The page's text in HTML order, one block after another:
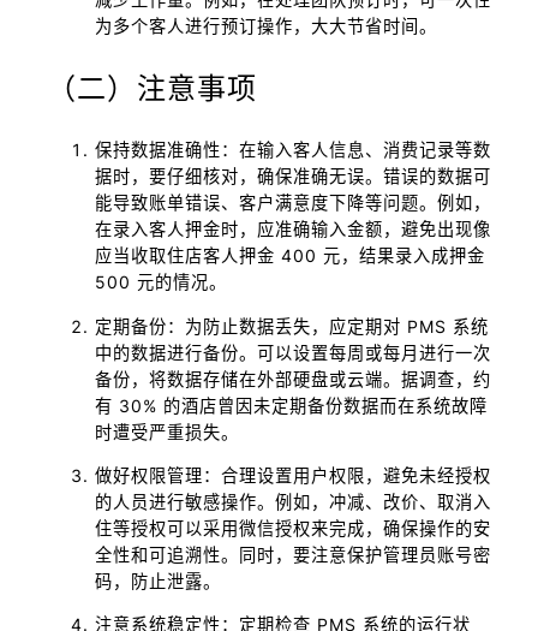
为多个客人进行预订操作，大大节省时间。
（二）注意事项
保持数据准确性：在输入客人信息、消费记录等数
据时，要仔细核对，确保准确无误。错误的数据可
能导致账单错误、客户满意度下降等问题。例如，
在录入客人押金时，应准确输入金额，避免出现像
应当收取住店客人押金 400 元，结果录入成押金
500 元的情况。
定期备份：为防止数据丢失，应定期对 PMS 系统
中的数据进行备份。可以设置每周或每月进行一次
备份，将数据存储在外部硬盘或云端。据调查，约
有 30% 的酒店曾因未定期备份数据而在系统故障
时遭受严重损失。
做好权限管理：合理设置用户权限，避免未经授权
的人员进行敏感操作。例如，冲减、改价、取消入
住等授权可以采用微信授权来完成，确保操作的安
全性和可追溯性。同时，要注意保护管理员账号密
码，防止泄露。
注意系统稳定性：定期检查 PMS 系统的运行状